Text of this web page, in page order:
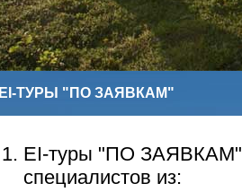
EI-ТУРЫ "ПО ЗАЯВКАМ"
EI-туры "ПО ЗАЯВКАМ"
специалистов из: